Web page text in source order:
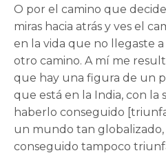
O por el camino que
miras hacia atrás y ves el
en la vida que no llegaste
otro camino. A mí me
que hay una figura de un
que está en la India, con la
haberlo conseguido
un mundo tan
conseguido tampoco